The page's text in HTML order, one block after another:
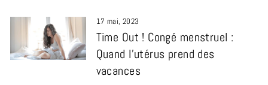
17 mai, 2023
Time Out ! Congé menstruel :
Quand l’utérus prend des
vacances